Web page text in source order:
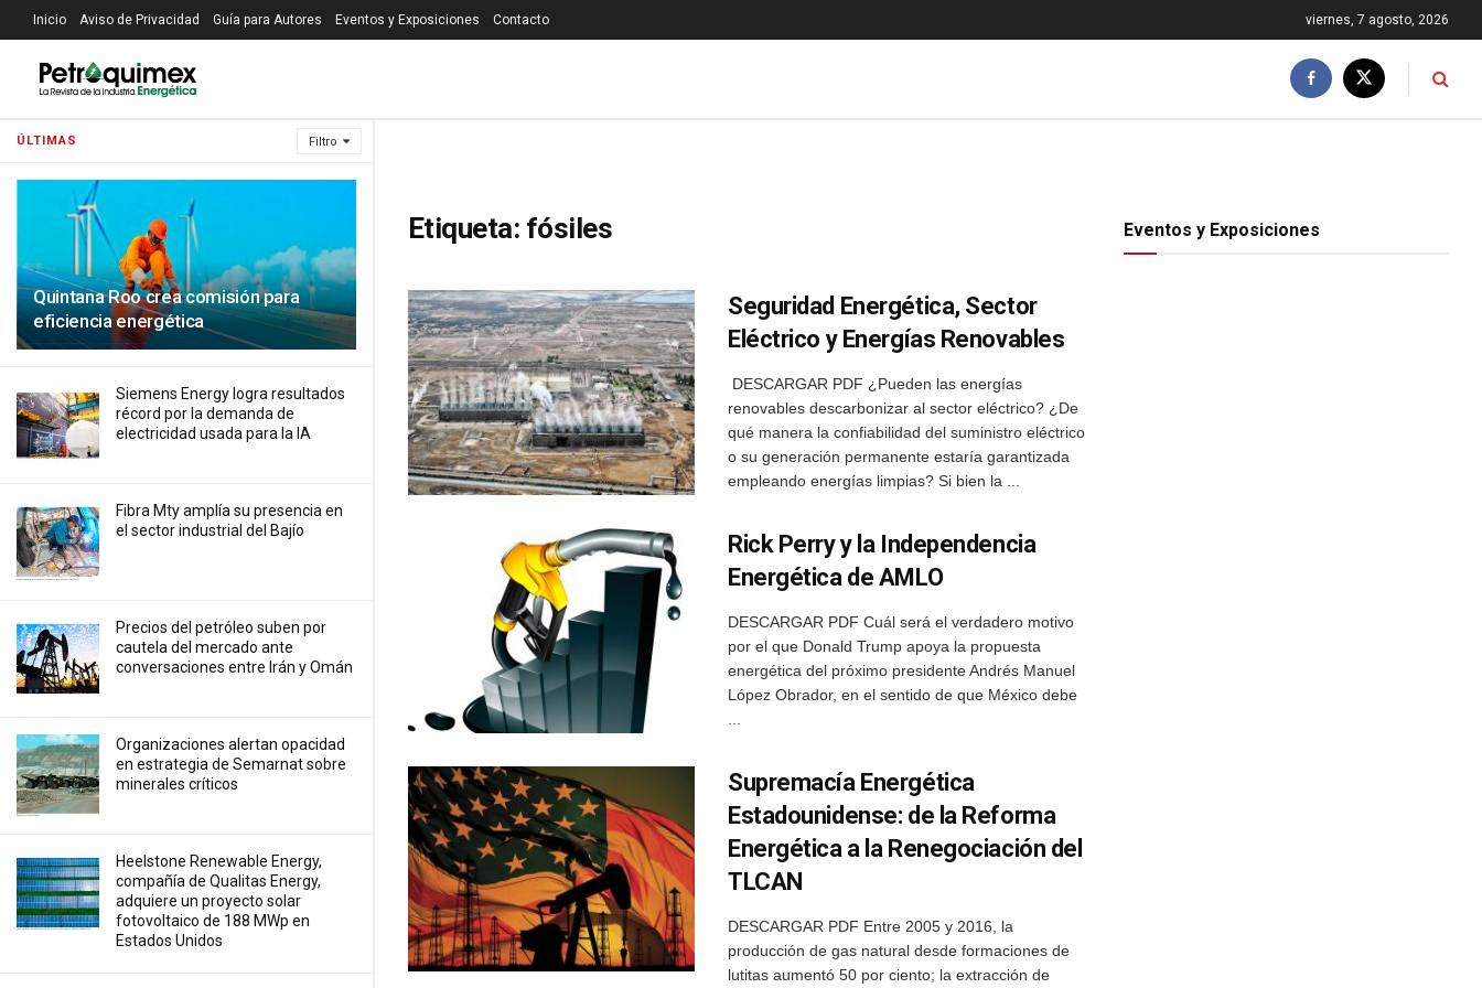
ÚLTIMAS Filtro
Quintana Roo crea comisión para
eficiencia energética
Siemens Energy logra resultados
récord por la demanda de
electricidad usada para la IA
Fibra Mty amplía su presencia en
el sector industrial del Bajío
Precios ⁠del petróleo suben por
cautela del mercado ante
conversaciones entre Irán y Omán
Organizaciones alertan opacidad
en estrategia de Semarnat sobre
minerales críticos
Heelstone Renewable Energy,
compañía de Qualitas Energy,
adquiere un proyecto solar
fotovoltaico de 188 MWp en
Estados Unidos
Inicio Aviso de Privacidad Guía para Autores Eventos y Exposiciones Contacto viernes, 7 agosto, 2026
Etiqueta: fósiles
Seguridad Energética, Sector
Eléctrico y Energías Renovables
DESCARGAR PDF ¿Pueden las energías
renovables descarbonizar al sector eléctrico? ¿De
qué manera la confiabilidad del suministro eléctrico
o su generación permanente estaría garantizada
empleando energías limpias? Si bien la ...
Rick Perry y la Independencia
Energética de AMLO
DESCARGAR PDF Cuál será el verdadero motivo
por el que Donald Trump apoya la propuesta
energética del próximo presidente Andrés Manuel
López Obrador, en el sentido de que México debe
Supremacía Energética
Estadounidense: de la Reforma
Energética a la Renegociación del
TLCAN
DESCARGAR PDF Entre 2005 y 2016, la
producción de gas natural desde formaciones de
lutitas aumentó 50 por ciento; la extracción de
Eventos y Exposiciones